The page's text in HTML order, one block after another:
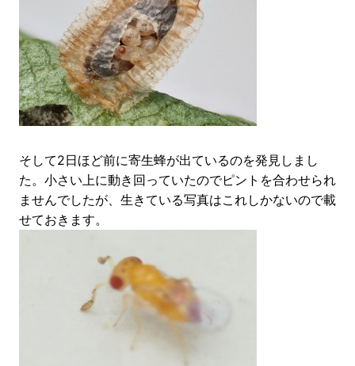
そして2日ほど前に寄生蜂が出ているのを発見しまし
た。小さい上に動き回っていたのでピントを合わせられ
ませんでしたが、生きている写真はこれしかないので載
せておきます。